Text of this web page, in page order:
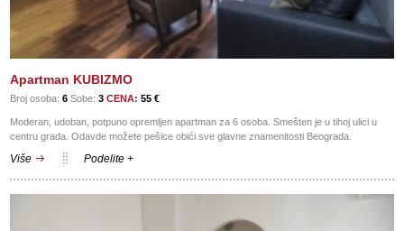
Apartman KUBIZMO
Broj osoba:6 Sobe:3 CENA:55 €
Moderan, udoban, potpuno opremljen apartman za 6 osoba. Smešten je u tihoj ulici u
centru grada. Odavde možete pešice obići sve glavne znamenitosti Beograda.
Više Podelite +